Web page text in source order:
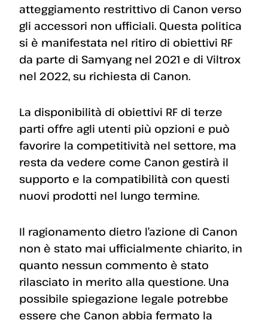
atteggiamento restrittivo di Canon verso
gli accessori non ufficiali. Questa politica
si è manifestata nel ritiro di obiettivi RF
da parte di Samyang nel 2021 e di Viltrox
nel 2022, su richiesta di Canon.
La disponibilità di obiettivi RF di terze
parti offre agli utenti più opzioni e può
favorire la competitività nel settore, ma
resta da vedere come Canon gestirà il
supporto e la compatibilità con questi
nuovi prodotti nel lungo termine.
Il ragionamento dietro l’azione di Canon
non è stato mai ufficialmente chiarito, in
quanto nessun commento è stato
rilasciato in merito alla questione. Una
possibile spiegazione legale potrebbe
essere che Canon abbia fermato la